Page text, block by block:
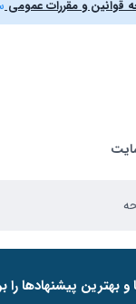
قوانین و مقررات عمومی
ﭘﯿﺸﻨﻬﺎدﻫﺎ را